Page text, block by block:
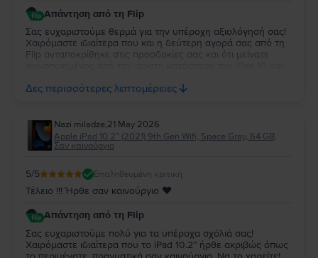
Απάντηση από τη Flip
Σας ευχαριστούμε θερμά για την υπέροχη αξιολόγησή σας!
Χαιρόμαστε ιδιαίτερα που και η δεύτερη αγορά σας από τη
Flip ανταποκρίθηκε στις προσδοκίες σας και ότι μείνατε
μας να σας εξυπηρετήσουμε ξανά στο μέλλον!
Δες περισσότερες λεπτομέρειες
Nazi miladze,21 May 2026
Apple iPad 10.2” (2021) 9th Gen Wifi, Space Gray, 64 GB,
Σαν καινούργιο
5/5 Επαληθευμένη κριτική
Τέλειο !!! Ήρθε σαν καινούργιο ♥️
Απάντηση από τη Flip
Σας ευχαριστούμε πολύ για τα υπέροχα σχόλιά σας!
Χαιρόμαστε ιδιαίτερα που το iPad 10.2” ήρθε ακριβώς όπως